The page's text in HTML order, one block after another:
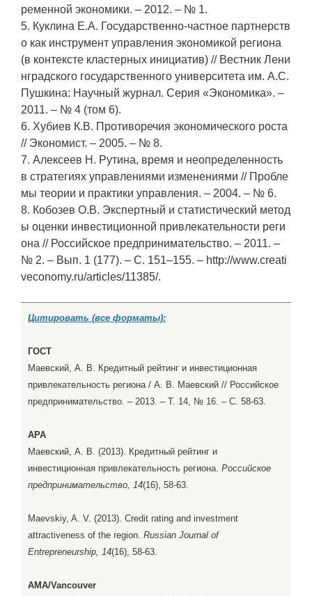
ременной экономики. – 2012. – № 1.
5. Куклина Е.А. Государственно-частное партнерств
о как инструмент управления экономикой региона
(в контексте кластерных инициатив) // Вестник Лени
нградского государственного университета им. А.С.
Пушкина: Научный журнал. Серия «Экономика». –
2011. – № 4 (том 6).
6. Хубиев К.В. Противоречия экономического роста
// Экономист. – 2005. – № 8.
7. Алексеев Н. Рутина, время и неопределенность
в стратегиях управлениями изменениями // Пробле
мы теории и практики управления. – 2004. – № 6.
8. Кобозев О.В. Экспертный и статистический метод
ы оценки инвестиционной привлекательности реги
она // Российское предпринимательство. – 2011. –
№ 2. – Вып. 1 (177). – С. 151–155. – http://www.creati
veconomy.ru/articles/11385/.
Цитировать (все форматы):
ГОСТ
Маевский, А. В. Кредитный рейтинг и инвестиционная
привлекательность региона / А. В. Маевский // Российское
предпринимательство. – 2013. – Т. 14, № 16. – С. 58-63.
APA
Маевский, А. В. (2013). Кредитный рейтинг и
инвестиционная привлекательность региона. Российское
предпринимательство, 14(16), 58-63.
Maevskiy, A. V. (2013). Credit rating and investment
attractiveness of the region. Russian Journal of
Entrepreneurship, 14(16), 58-63.
AMA/Vancouver